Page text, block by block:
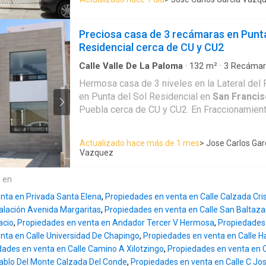
y tarja (con acceso independiente) • Posibilidad de convertir el bar en
segunda cocina • Patio con asador ideal para reuniones • Área
pergolada ⚙️ Equipamiento y funcionalidad • Estacionamiento techado
Cisterna de 20,000 litros • Calentadores solares • Sistema de
cámaras de seguridad y alarma • Protecciones y puertas de
seguridad 🔑 Valor agregado clave ✔ Doble entrada (ideal para dividir
zona ✔ Perfecta para vivir o generar
tiene una amplia recámara principal con
una terraza con bonita vista a la calle. Esta
tus sueños, ubicada en una zona de alta
proyección de crecimiento. Una excelente
todos los servicios a tu alcance. Se aceptan
Infonavit.
Preciosa casa de 3 recámaras en
Residencial cerca de CU y CU2
Calle Valle De La Paloma · 132 m² · 3
Circuito cerrado de televisión ·Cisterna·
integral·Electricidad·Estacionamiento ·
closet· Azotea·Seguridad· Televisión por
Hermosa casa de 3 niveles en la Lateral
en Punta del Sol Residencial en San
Puebla cerca de CU y CU2. En
calles adoquinadas, electricidad, alumbrado
fraccionamiento cuenta con áreas verdes y
interior. En la planta alta cuenta con 2
completo compartido y un cuarto de TV.
Se aceptan todos los créditos.
Actualizado hace más de 1 mes> Jose Carlos
Vazquez
en
en Privada Santa Elena, Propiedades en venta en Calle Calzada
Avenida Margaritas, Propiedades en venta en Calle San
, Propiedades en venta en Andador Tercer V Hermosa,
en Calle Universidad De Chapingo, Propiedades en venta en Calle
en venta en Calle Camino A Xilotzingo, Propiedades en venta en
Del Monte Calzada Del Conde, Propiedades en venta en Calle C